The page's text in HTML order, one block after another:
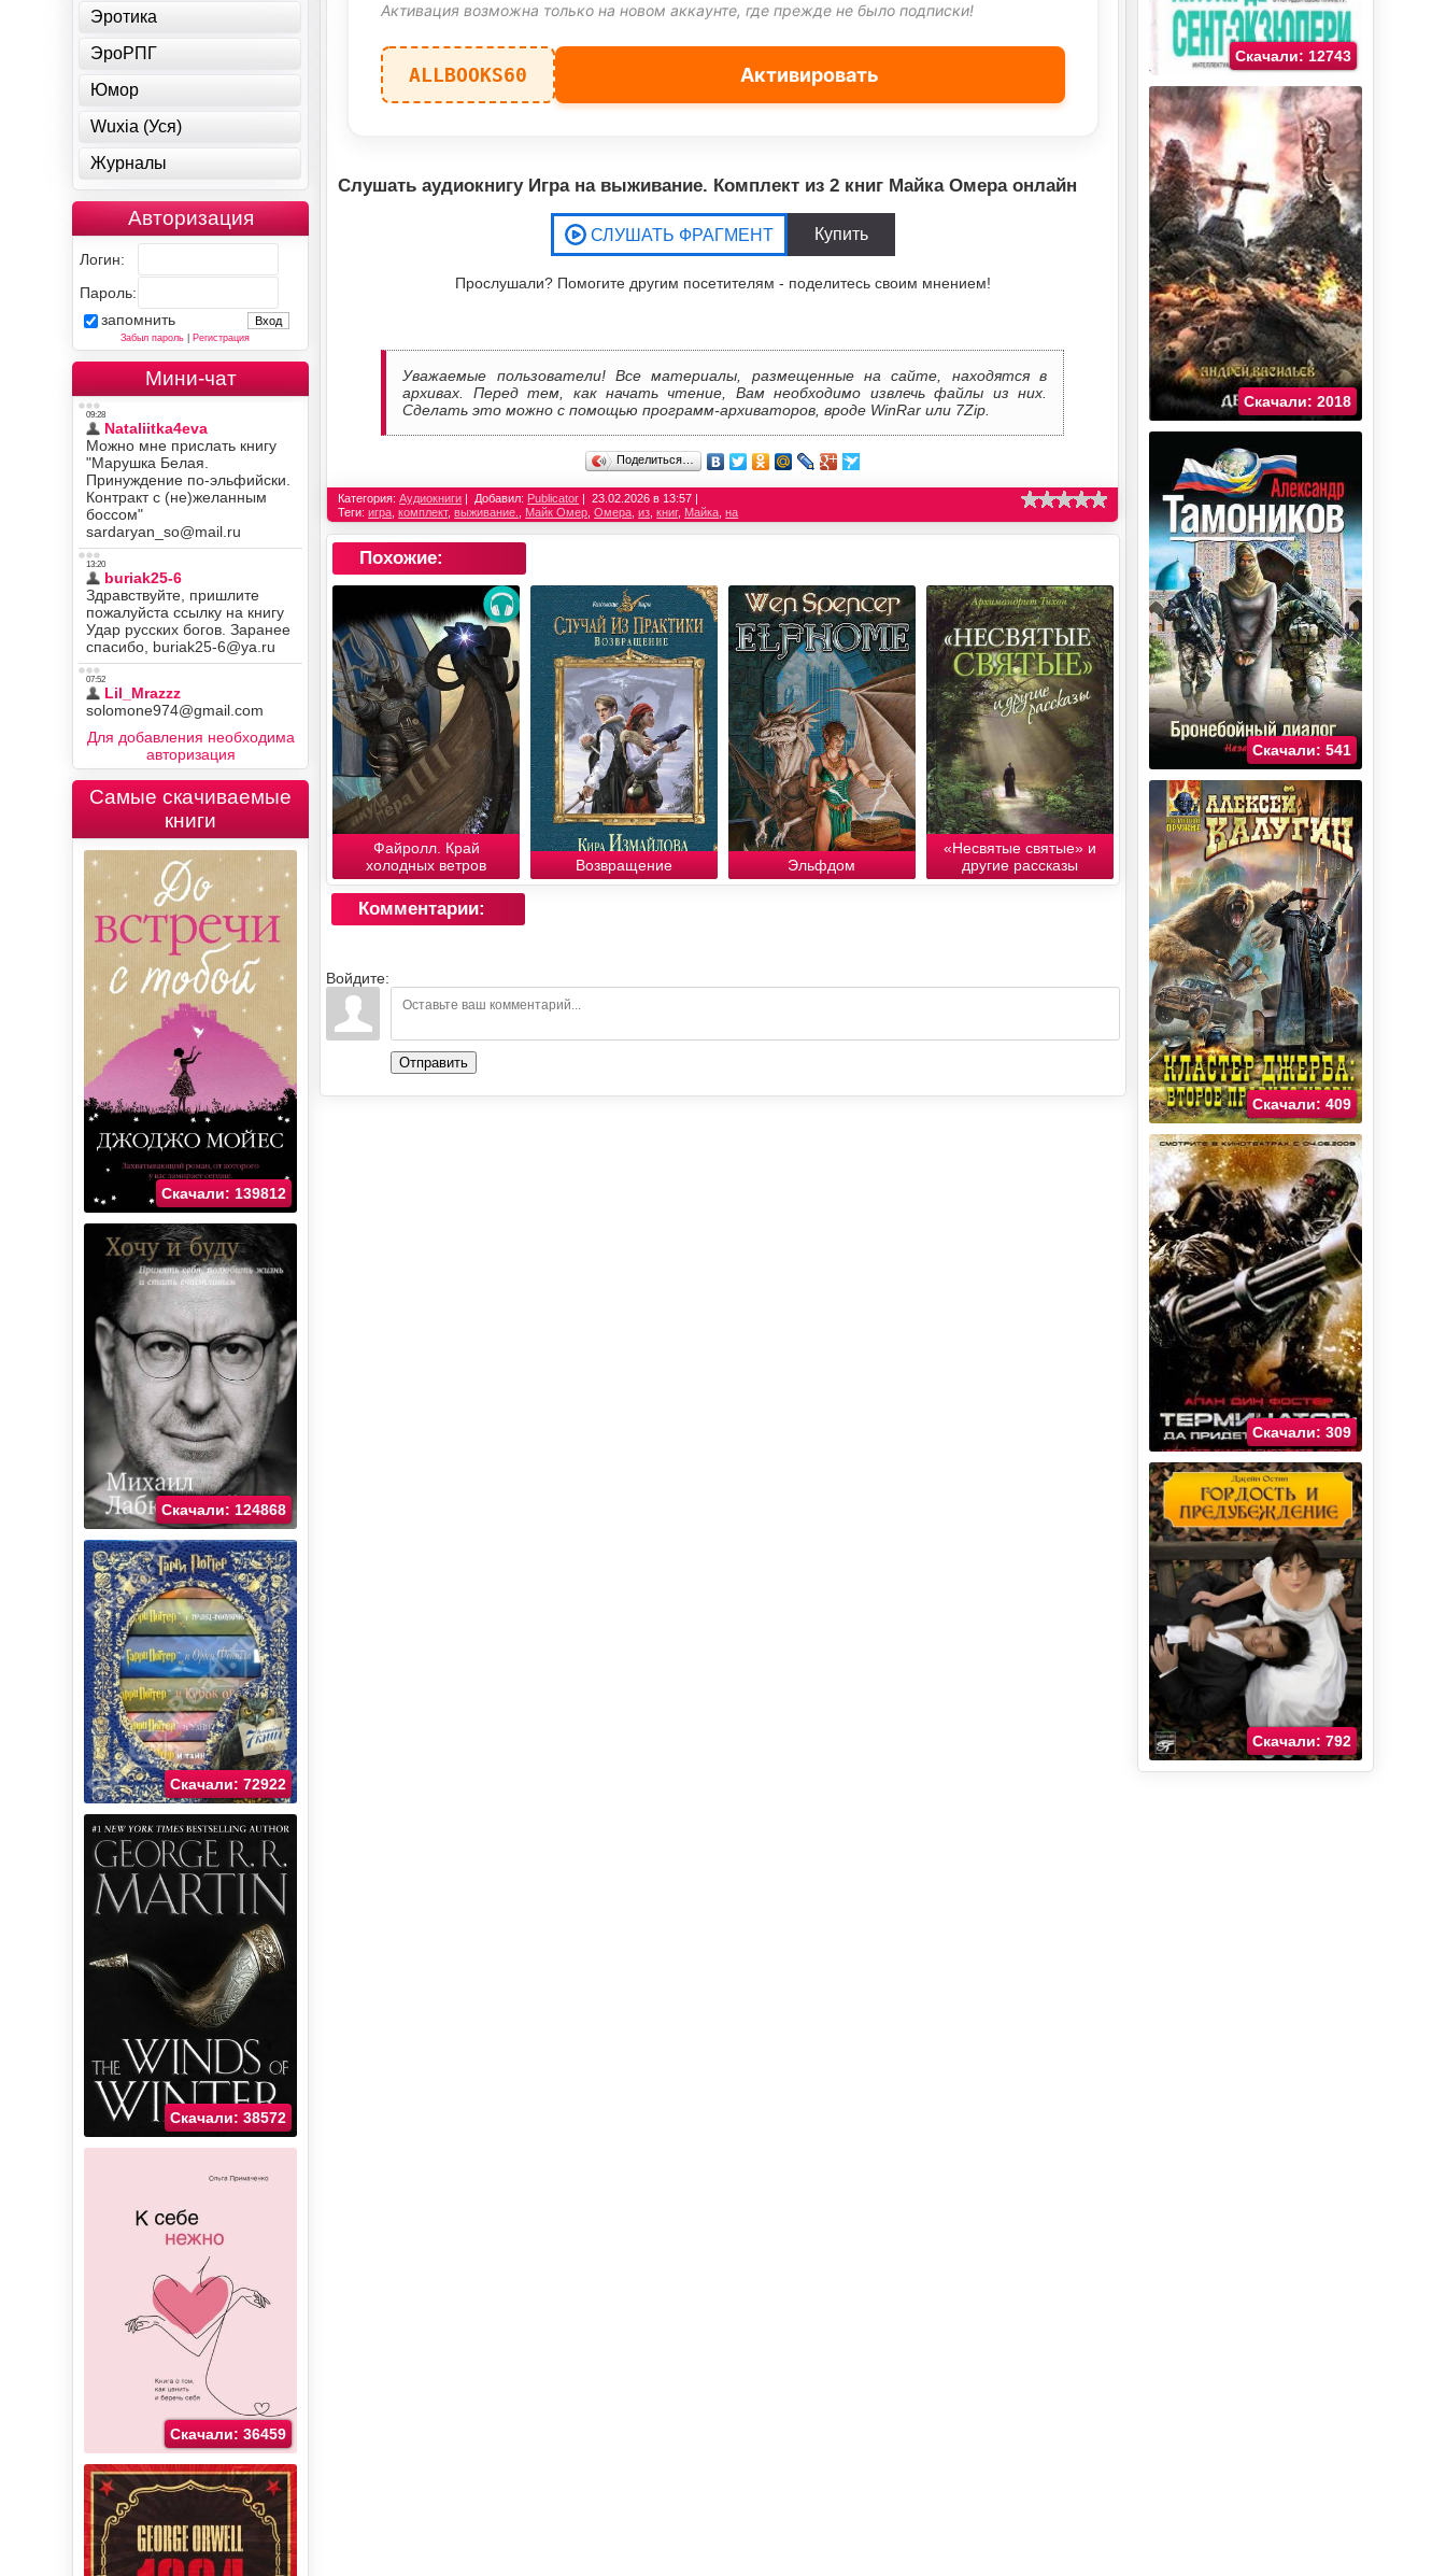
Активация возможна только на новом аккаунте, где прежде не было подписки!
ALLBOOKS60 Активировать
Слушать аудиокнигу Игра на выживание. Комплект из 2 книг Майка Омера онлайн
Прослушали? Помогите другим посетителям - поделитесь своим мнением!
Уважаемые пользователи! Все материалы, размещенные на сайте, находятся в
архивах. Перед тем, как начать чтение, Вам необходимо извлечь файлы из них.
Сделать это можно с помощью программ-архиваторов, вроде WinRar или 7Zip.
Поделиться…
Категория:Аудиокниги Добавил: Publicator
23.02.2026 в 13:57
Теги:игра ,комплект,выживание. Майк Омер ,Омера ,из ,книг, Майка ,на
Похожие:
Файролл. Край
холодных ветров
Возвращение Эльфдом
«Несвятые святые» и
другие рассказы
Комментарии:
Войдите:
Отправить
Эротика
ЭроРПГ
Юмор
Wuxia (Уся)
Журналы
Авторизация
Логин:
Пароль:
запомнить
Забыл пароль| Регистрация
Мини-чат
Для добавления необходима
авторизация
Самые скачиваемые
книги
Скачали: 139812
Скачали: 124868
Скачали: 72922
Скачали: 38572
Скачали: 36459
Скачали: 12743
Скачали: 2018
Скачали: 541
Скачали: 409
Скачали: 309
Скачали: 792